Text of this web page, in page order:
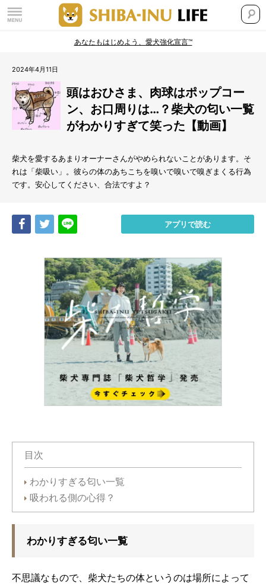
あなたもはじめよう、愛犬強化宣言™
2024年4月11日
頭はおひさま、肉球はポップコー
ン、お口周りは…？柴犬の匂い一覧
がわかりすぎて笑った【動画】
柴犬を愛するあまりオーナーさんがやめられないことがあります。そ
れは「柴吸い」。彼らの体のあちこちを嗅いで嗅いで嗅ぎまくる行為
です。安心してください、合法ですよ？
Share Tweet アプリで読む
目次
わかりすぎる匂い一覧
吸われる側の心得？
わかりすぎる匂い一覧
不思議なもので、柴犬たちの体というのは場所によって